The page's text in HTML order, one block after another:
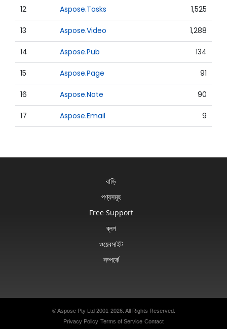
12 Aspose.Tasks 1,525
13 Aspose.Video 1,288
14 Aspose.Pub 134
15 Aspose.Page 91
16 Aspose.Note 90
17 Aspose.Email 9
বাড়ি
পণ্যসমূহ
Free Support
ব্লগ
ওয়েবসাইট
সম্পর্কে
© Aspose Pty Ltd 2001-2026. All Rights Reserved.
Privacy Policy Terms of Service Contact